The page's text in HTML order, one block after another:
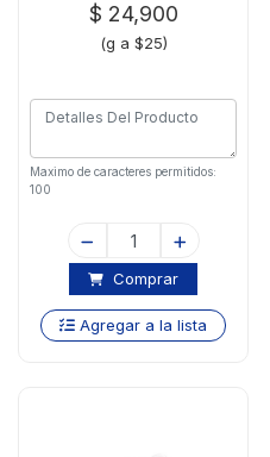
$ 24,900
(g a $25)
Maximo de caracteres permitidos:
100
Comprar
Agregar a la lista